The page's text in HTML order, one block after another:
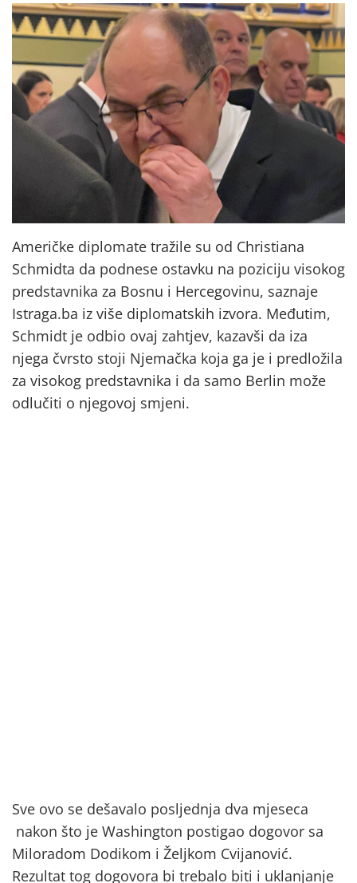
Američke diplomate tražile su od Christiana
Schmidta da podnese ostavku na poziciju visokog
predstavnika za Bosnu i Hercegovinu, saznaje
Istraga.ba iz više diplomatskih izvora. Međutim,
Schmidt je odbio ovaj zahtjev, kazavši da iza
njega čvrsto stoji Njemačka koja ga je i predložila
za visokog predstavnika i da samo Berlin može
odlučiti o njegovoj smjeni.
Sve ovo se dešavalo posljednja dva mjeseca
nakon što je Washington postigao dogovor sa
Miloradom Dodikom i Željkom Cvijanović.
Rezultat tog dogovora bi trebalo biti i uklanjanje